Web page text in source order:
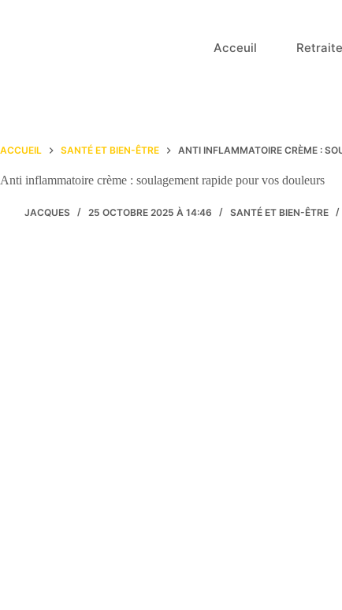
Acceuil Retraite
ACCUEIL SANTÉ ET BIEN-ÊTRE ANTI INFLAMMATOIRE CRÈME :
Anti inflammatoire crème : soulagement rapide pour vos douleurs
JACQUES 25 OCTOBRE 2025 À 14:46 SANTÉ ET BIEN-ÊTRE